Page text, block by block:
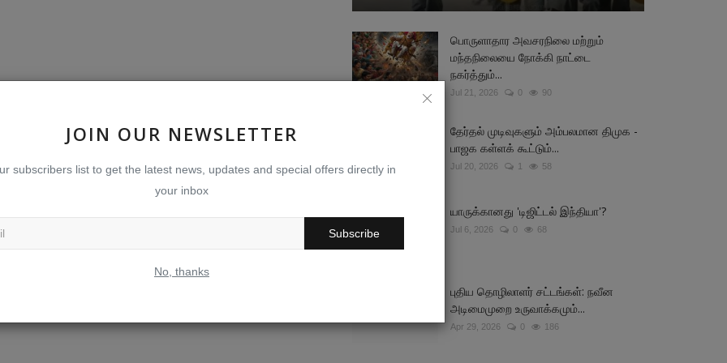
JOIN OUR NEWSLETTER
subscribers list to get the latest news, updates and special offers directly in
your inbox
Subscribe
No, thanks
பொருளாதார அவசரநிலை மற்றும்
மந்தநிலையை நோக்கி நாட்டை
நகர்த்தும்...
Jul 21, 2026 0 90
தேர்தல் முடிவுகளும் அம்பலமான திமுக -
பாஜக கள்ளக் கூட்டும்...
Jul 20, 2026 1 58
யாருக்கானது 'டிஜிட்டல் இந்தியா'?
Jul 6, 2026 0 68
புதிய தொழிலாளர் சட்டங்கள்: நவீன
அடிமைமுறை உருவாக்கமும்...
Apr 29, 2026 0 186